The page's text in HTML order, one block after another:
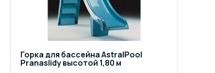
Горка для бассейна AstralPool
Pranaslidу высотой 1,80 м